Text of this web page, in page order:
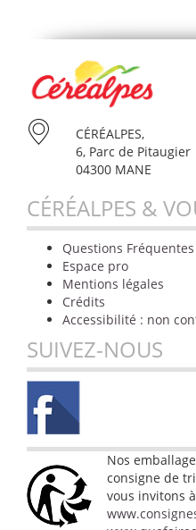
CÉRÉALPES,
6, Parc de Pitaugier
04300 MANE
CÉRÉALPES &
Questions Fréquentes
Espace pro
Mentions légales
Crédits
Accessibilité : non
SUIVEZ-NOUS
Nos
consigne de
vous invitons